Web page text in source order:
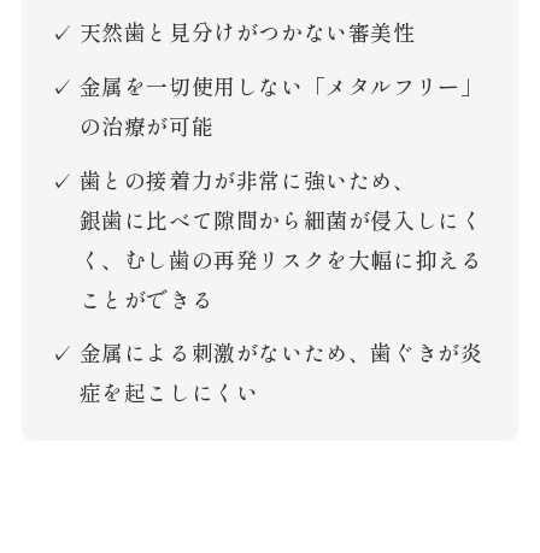
天然歯と見分けがつかない審美性
金属を一切使用しない「メタルフリー」
の治療が可能
歯との接着力が非常に強いため、
銀歯に比べて隙間から細菌が侵入しにく
く、 むし歯の再発リスクを大幅に抑える
ことができる
金属による刺激がないため、歯ぐきが炎
症を起こしにくい